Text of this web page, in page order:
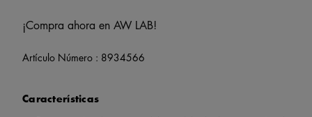
¡Compra ahora en AW LAB!
Artículo Número : 8934566
Características